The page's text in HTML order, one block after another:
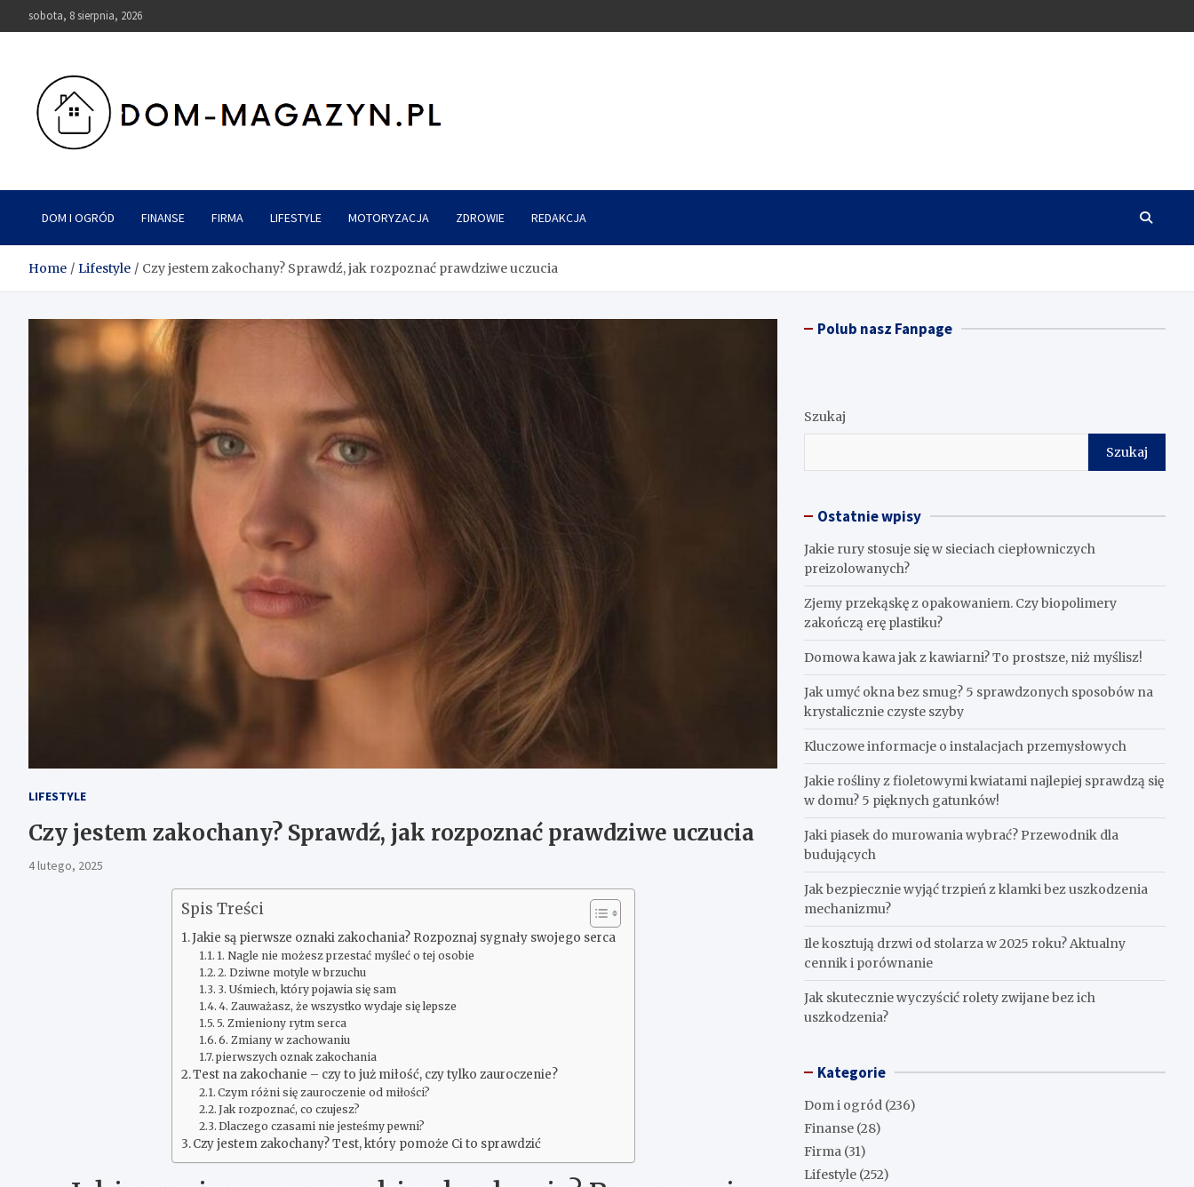
to
sobota, 8 sierpnia, 2026
Dom-Magazyn.pl
DOM I OGRÓD FINANSE FIRMA LIFESTYLE MOTORYZACJA ZDROWIE REDAKCJA
Home Lifestyle Czy jestem zakochany? Sprawdź, jak rozpoznać prawdziwe uczucia
LIFESTYLE
Czy jestem zakochany? Sprawdź, jak rozpoznać prawdziwe uczucia
4 lutego, 2025
Spis Treści
Jakie są pierwsze oznaki zakochania? Rozpoznaj sygnały swojego serca
1. Nagle nie możesz przestać myśleć o tej osobie
2. Dziwne motyle w brzuchu
3. Uśmiech, który pojawia się sam
4. Zauważasz, że wszystko wydaje się lepsze
5. Zmieniony rytm serca
6. Zmiany w zachowaniu
pierwszych oznak zakochania
Test na zakochanie – czy to już miłość, czy tylko zauroczenie?
Czym różni się zauroczenie od miłości?
Jak rozpoznać, co czujesz?
Dlaczego czasami nie jesteśmy pewni?
Czy jestem zakochany? Test, który pomoże Ci to sprawdzić
Polub nasz Fanpage
Szukaj
Szukaj
Ostatnie wpisy
Jakie rury stosuje się w sieciach ciepłowniczych
preizolowanych?
Zjemy przekąskę z opakowaniem. Czy biopolimery
zakończą erę plastiku?
​Domowa kawa jak z kawiarni? To prostsze, niż myślisz!
Jak umyć okna bez smug? 5 sprawdzonych sposobów na
krystalicznie czyste szyby
Kluczowe informacje o instalacjach przemysłowych
Jakie rośliny z fioletowymi kwiatami najlepiej sprawdzą się
w domu? 5 pięknych gatunków!
Jaki piasek do murowania wybrać? Przewodnik dla
budujących
Jak bezpiecznie wyjąć trzpień z klamki bez uszkodzenia
mechanizmu?
Ile kosztują drzwi od stolarza w 2025 roku? Aktualny
cennik i porównanie
Jak skutecznie wyczyścić rolety zwijane bez ich
uszkodzenia?
Kategorie
Dom i ogród (236)
Finanse (28)
Firma (31)
Lifestyle (252)